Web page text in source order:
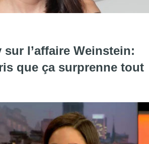
l'article "Myriam Leroy nommée pour le
sur l’affaire Weinstein:
que ça surprenne tout